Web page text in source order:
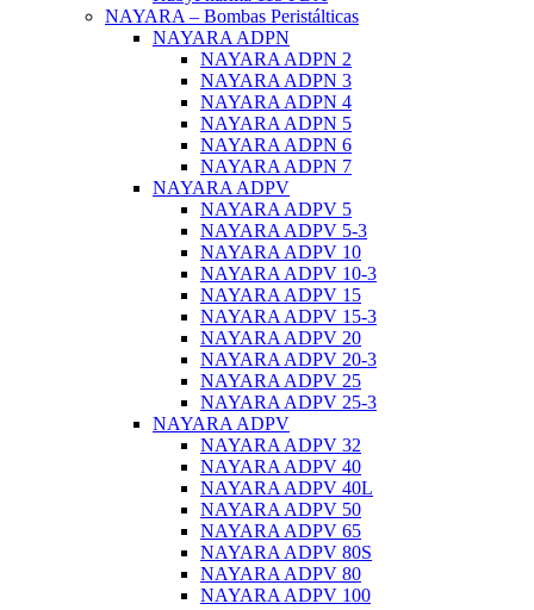
NAYARA – Bombas Peristálticas
NAYARA ADPN
NAYARA ADPN 2
NAYARA ADPN 3
NAYARA ADPN 4
NAYARA ADPN 5
NAYARA ADPN 6
NAYARA ADPN 7
NAYARA ADPV
NAYARA ADPV 5
NAYARA ADPV 5-3
NAYARA ADPV 10
NAYARA ADPV 10-3
NAYARA ADPV 15
NAYARA ADPV 15-3
NAYARA ADPV 20
NAYARA ADPV 20-3
NAYARA ADPV 25
NAYARA ADPV 25-3
NAYARA ADPV
NAYARA ADPV 32
NAYARA ADPV 40
NAYARA ADPV 40L
NAYARA ADPV 50
NAYARA ADPV 65
NAYARA ADPV 80S
NAYARA ADPV 80
NAYARA ADPV 100